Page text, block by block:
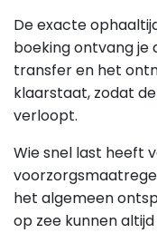
De exacte
boeking ontvang je
transfer en het
klaarstaat, zodat
verloopt.
Wie snel last heeft
het algemeen
op zee kunnen